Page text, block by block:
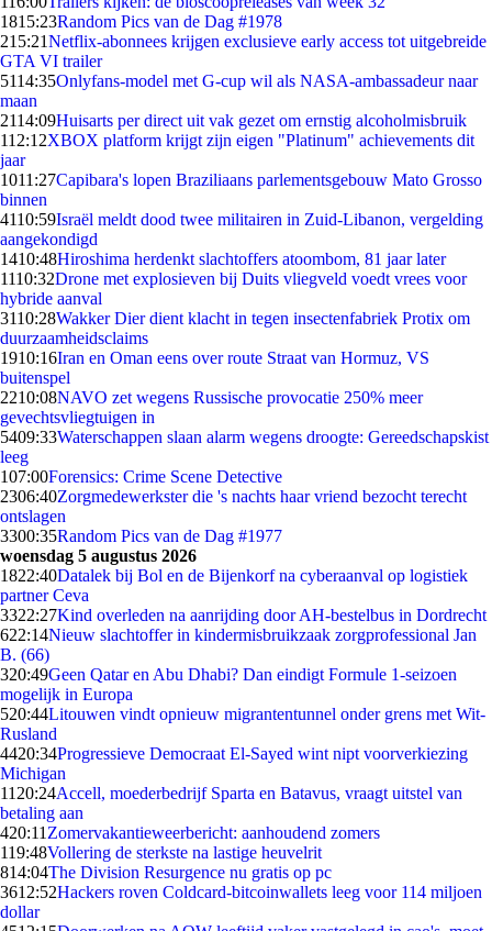
1815:23Random Pics van de Dag #1978
215:21Netflix-abonnees krijgen exclusieve early access tot uitgebreide
GTA VI trailer
5114:35Onlyfans-model met G-cup wil als NASA-ambassadeur naar
maan
2114:09Huisarts per direct uit vak gezet om ernstig alcoholmisbruik
112:12XBOX platform krijgt zijn eigen "Platinum" achievements dit
jaar
1011:27Capibara's lopen Braziliaans parlementsgebouw Mato Grosso
binnen
4110:59Israël meldt dood twee militairen in Zuid-Libanon, vergelding
aangekondigd
1410:48Hiroshima herdenkt slachtoffers atoombom, 81 jaar later
1110:32Drone met explosieven bij Duits vliegveld voedt vrees voor
hybride aanval
3110:28Wakker Dier dient klacht in tegen insectenfabriek Protix om
duurzaamheidsclaims
1910:16Iran en Oman eens over route Straat van Hormuz, VS
buitenspel
2210:08NAVO zet wegens Russische provocatie 250% meer
gevechtsvliegtuigen in
5409:33Waterschappen slaan alarm wegens droogte: Gereedschapskist
leeg
107:00Forensics: Crime Scene Detective
2306:40Zorgmedewerkster die 's nachts haar vriend bezocht terecht
ontslagen
3300:35Random Pics van de Dag #1977
woensdag 5 augustus 2026
1822:40Datalek bij Bol en de Bijenkorf na cyberaanval op logistiek
partner Ceva
3322:27Kind overleden na aanrijding door AH-bestelbus in Dordrecht
622:14Nieuw slachtoffer in kindermisbruikzaak zorgprofessional Jan
B. (66)
320:49Geen Qatar en Abu Dhabi? Dan eindigt Formule 1-seizoen
mogelijk in Europa
520:44Litouwen vindt opnieuw migrantentunnel onder grens met Wit-
Rusland
4420:34Progressieve Democraat El-Sayed wint nipt voorverkiezing
Michigan
11 20:24Accell, moederbedrijf Sparta en Batavus, vraagt uitstel van
betaling aan
420:11 Zomervakantieweerbericht: aanhoudend zomers
119:48Vollering de sterkste na lastige heuvelrit
814:04The Division Resurgence nu gratis op pc
3612:52Hackers roven Coldcard-bitcoinwallets leeg voor 114 miljoen
dollar